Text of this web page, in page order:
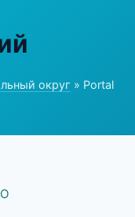
округ » Portal